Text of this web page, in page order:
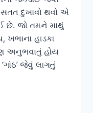
દુખાવો થવો એ
છે. જો તમને માથું
ખભાના હાડકા
અનુભવાતું હોય
જેવું લાગતું